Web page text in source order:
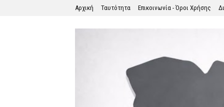
Αρχική Ταυτότητα Επικοινωνία - Όροι Χρήσης